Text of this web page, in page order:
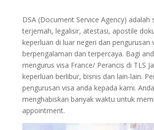
DSA (Document Service Agency) adalah
terjemah, legalisir, atestasi, apostile
keperluan di luar negeri dan pengurusan
berpengalaman dan terpercaya. Bagi
mengurus visa France/ Perancis di TLS
keperluan berlibur, bisnis dan lain-lain.
pengurusan visa anda kepada kami.
menghabiskan banyak waktu untuk
appointment.